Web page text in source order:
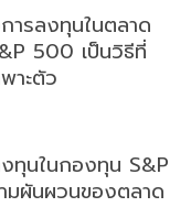
รลงทุนในตลาด
500 เป็นวิธีที่
าะตัว
ทุนในกองทุน S&P
มผันผวนของตลาด